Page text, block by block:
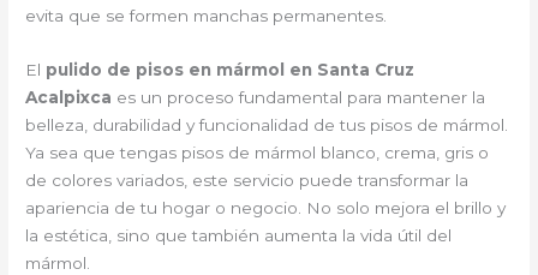
evita que se formen manchas permanentes.
El pulido de pisos en mármol en Santa Cruz
Acalpixca es un proceso fundamental para mantener la
belleza, durabilidad y funcionalidad de tus pisos de mármol.
Ya sea que tengas pisos de mármol blanco, crema, gris o
de colores variados, este servicio puede transformar la
apariencia de tu hogar o negocio. No solo mejora el brillo y
la estética, sino que también aumenta la vida útil del
mármol.